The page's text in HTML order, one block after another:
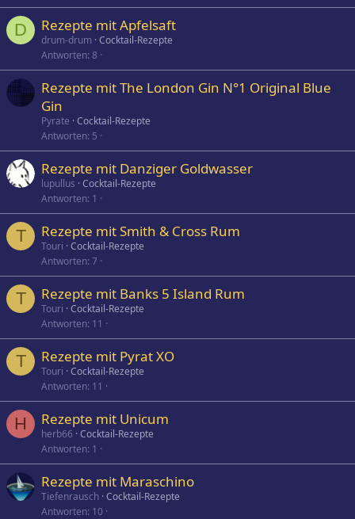
D Rezepte mit Apfelsaft
drum-drum Cocktail-Rezepte
Antworten 8
Rezepte mit The London Gin N°1 Original Blue
Gin
Pyrate Cocktail-Rezepte
Antworten 5
Rezepte mit Danziger Goldwasser
lupullus Cocktail-Rezepte
Antworten 1
T Rezepte mit Smith & Cross Rum
Touri Cocktail-Rezepte
Antworten 7
T Rezepte mit Banks 5 Island Rum
Touri Cocktail-Rezepte
Antworten 11
T Rezepte mit Pyrat XO
Touri Cocktail-Rezepte
Antworten 11
H Rezepte mit Unicum
herb66 Cocktail-Rezepte
Antworten 1
Rezepte mit Maraschino
Tiefenrausch Cocktail-Rezepte
Antworten 10